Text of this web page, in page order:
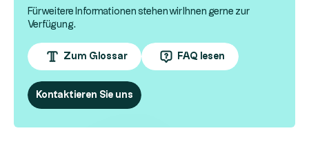
Für weitere Informationen stehen wir Ihnen gerne zur
Verfügung.
Zum Glossar FAQ lesen
Kontaktieren Sie uns